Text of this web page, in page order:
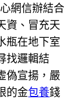
網信辦結合
資、冒充天
瓶在地下室
找邏輯結
偽宣揚，嚴
的金包養錢